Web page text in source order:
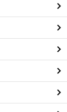
閉
る